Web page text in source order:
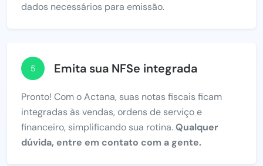
dados necessários para emissão.
5 Emita sua NFSe integrada
Pronto! Com o Actana, suas notas fiscais ficam
integradas às vendas, ordens de serviço e
financeiro, simplificando sua rotina.Qualquer
dúvida, entre em contato com a gente.